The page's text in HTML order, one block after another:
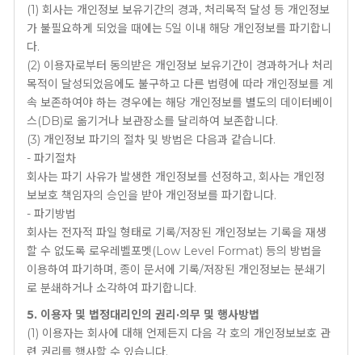
(1) 회사는 개인정보 보유기간의 경과, 처리목적 달성 등 개인정보
가 불필요하게 되었을 때에는 5일 이내 해당 개인정보를 파기합니
다.
(2) 이용자로부터 동의받은 개인정보 보유기간이 경과하거나 처리
목적이 달성되었음에도 불구하고 다른 법령에 따라 개인정보를 계
속 보존하여야 하는 경우에는 해당 개인정보를 별도의 데이터베이
스(DB)로 옮기거나 보관장소를 달리하여 보존합니다.
(3) 개인정보 파기의 절차 및 방법은 다음과 같습니다.
- 파기절차
회사는 파기 사유가 발생한 개인정보를 선정하고, 회사는 개인정
보보호 책임자의 승인을 받아 개인정보를 파기합니다.
- 파기방법
회사는 전자적 파일 형태로 기록/저장된 개인정보는 기록을 재생
할 수 없도록 로우레벨포멧(Low Level Format) 등의 방법을
이용하여 파기하며, 종이 문서에 기록/저장된 개인정보는 분쇄기
로 분쇄하거나 소각하여 파기합니다.
5. 이용자 및 법정대리인의 권리·의무 및 행사방법
(1) 이용자는 회사에 대해 언제든지 다음 각 호의 개인정보보호 관
련 권리를 행사할 수 있습니다.